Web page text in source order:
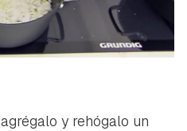
y rehógalo un